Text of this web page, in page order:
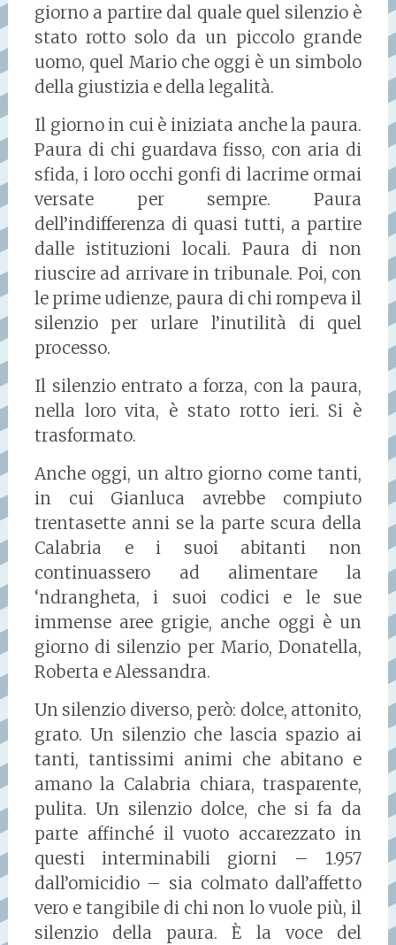
giorno a partire dal quale quel silenzio è
stato rotto solo da un piccolo grande
uomo, quel Mario che oggi è un simbolo
della giustizia e della legalità.
Il giorno in cui è iniziata anche la paura.
Paura di chi guardava fisso, con aria di
sfida, i loro occhi gonfi di lacrime ormai
versate per sempre. Paura
dell’indifferenza di quasi tutti, a partire
dalle istituzioni locali. Paura di non
riuscire ad arrivare in tribunale. Poi, con
le prime udienze, paura di chi rompeva il
silenzio per urlare l’inutilità di quel
processo.
Il silenzio entrato a forza, con la paura,
nella loro vita, è stato rotto ieri. Si è
trasformato.
Anche oggi, un altro giorno come tanti,
in cui Gianluca avrebbe compiuto
trentasette anni se la parte scura della
Calabria e i suoi abitanti non
continuassero ad alimentare la
‘ndrangheta, i suoi codici e le sue
immense aree grigie, anche oggi è un
giorno di silenzio per Mario, Donatella,
Roberta e Alessandra.
Un silenzio diverso, però: dolce, attonito,
grato. Un silenzio che lascia spazio ai
tanti, tantissimi animi che abitano e
amano la Calabria chiara, trasparente,
pulita. Un silenzio dolce, che si fa da
parte affinché il vuoto accarezzato in
questi interminabili giorni – 1.957
dall’omicidio – sia colmato dall’affetto
vero e tangibile di chi non lo vuole più, il
silenzio della paura. È la voce del